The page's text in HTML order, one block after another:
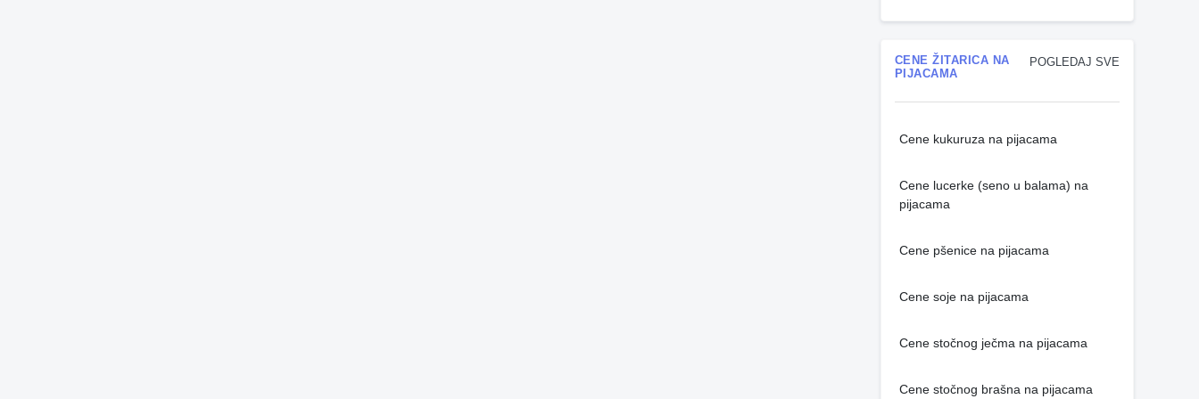
POGLEDAJ SVE
CENE ŽITARICA NA
PIJACAMA
Cene kukuruza na pijacama
Cene lucerke (seno u balama) na
pijacama
Cene pšenice na pijacama
Cene soje na pijacama
Cene stočnog ječma na pijacama
Cene stočnog brašna na pijacama